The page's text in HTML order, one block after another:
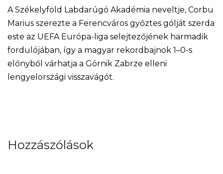
A Székelyföld Labdarúgó Akadémia neveltje, Corbu
Marius szerezte a Ferencváros győztes gólját szerda
este az UEFA Európa-liga selejtezőjének harmadik
fordulójában, így a magyar rekordbajnok 1–0-s
előnyből várhatja a Górnik Zabrze elleni
lengyelországi visszavágót.
Hozzászólások